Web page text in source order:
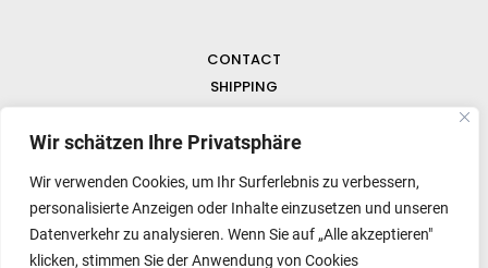
Wir schätzen Ihre Privatsphäre
Wir verwenden Cookies, um Ihr Surferlebnis zu verbessern,
personalisierte Anzeigen oder Inhalte einzusetzen und unseren
Datenverkehr zu analysieren. Wenn Sie auf „Alle akzeptieren"
klicken, stimmen Sie der Anwendung von Cookies
CONTACT
SHIPPING
FAQ
NEWS & GEMSTONES